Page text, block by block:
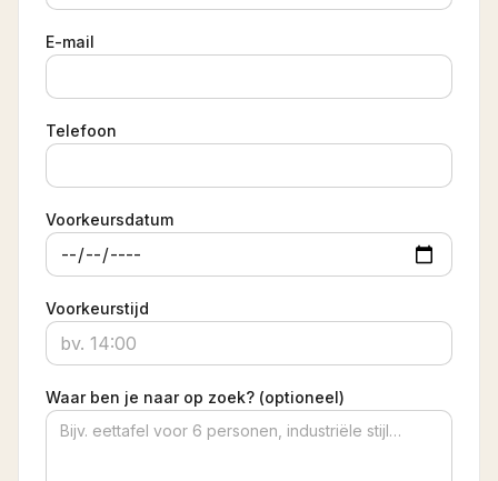
E-mail
Telefoon
Voorkeursdatum
Voorkeurstijd
Waar ben je naar op zoek? (optioneel)